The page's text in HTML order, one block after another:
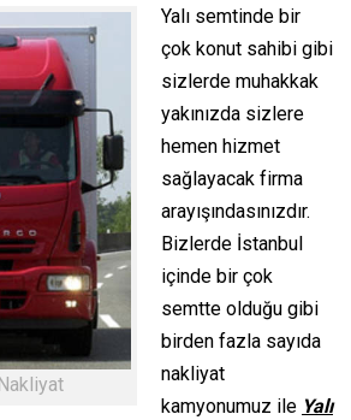
Yalı semtinde bir
çok konut sahibi gibi
sizlerde muhakkak
yakınızda sizlere
hemen hizmet
sağlayacak firma
arayışındasınızdır.
Bizlerde İstanbul
içinde bir çok
semtte olduğu gibi
birden fazla sayıda
nakliyat
kamyonumuz ile Yalı